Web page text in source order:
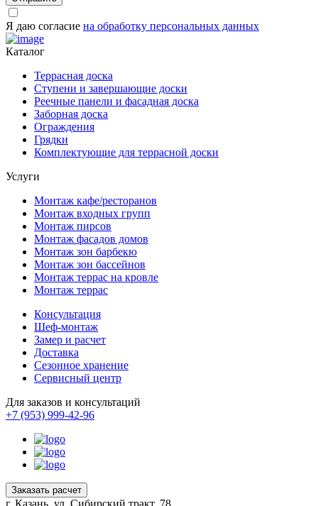
Я даю согласие на обработку персональных данных
Каталог
Террасная доска
Ступени и завершающие доски
Реечные панели и фасадная доска
Заборная доска
Ограждения
Грядки
Комплектующие для террасной доски
Услуги
Монтаж кафе/ресторанов
Монтаж входных групп
Монтаж пирсов
Монтаж фасадов домов
Монтаж зон барбекю
Монтаж зон бассейнов
Монтаж террас на кровле
Монтаж террас
Консультация
Шеф-монтаж
Замер и расчет
Доставка
Сезонное хранение
Сервисный центр
Для заказов и консультаций
+7 (953) 999-42-96
Заказать расчет